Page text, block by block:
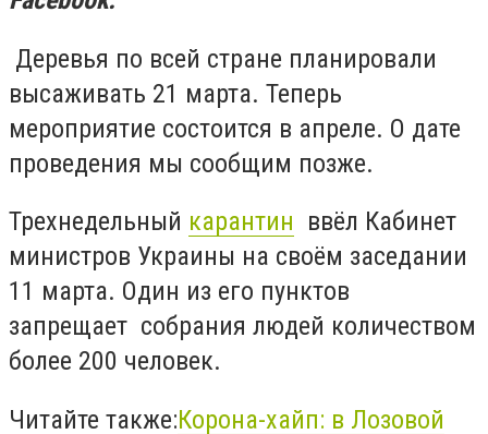
Деревья по всей стране планировали
высаживать 21 марта. Теперь
мероприятие состоится в апреле. О дате
проведения мы сообщим позже.
Трехнедельный карантин ввёл Кабинет
министров Украины на своём заседании
11 марта. Один из его пунктов
запрещает собрания людей количеством
более 200 человек.
Читайте также:Корона-хайп: в Лозовой